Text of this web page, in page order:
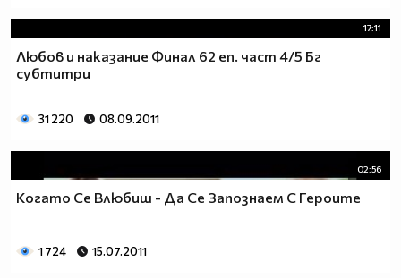
17:11
Любов и наказание Финал 62 еп. част 4/5 Бг
субтитри
31 220 08.09.2011
02:56
Когато Се Влюбиш - Да Се Запознаем С Героите
1 724 15.07.2011